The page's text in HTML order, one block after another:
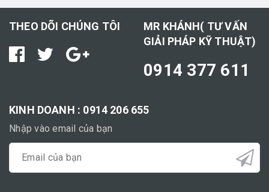
THEO DÕI CHÚNG TÔI
MR KHÁNH( TƯ VẤN
GIẢI PHÁP KỸ THUẬT)
0914 377 611
KINH DOANH : 0914 206 655
Nhập vào email của bạn